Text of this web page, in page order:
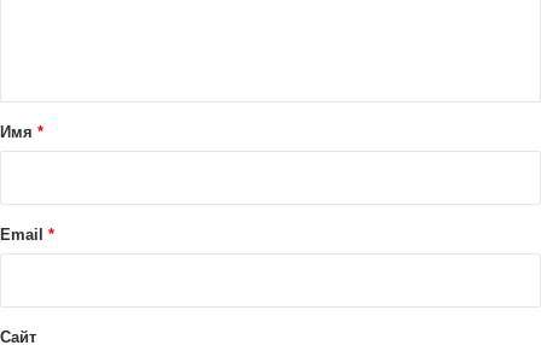
а
й
Имя *
Email *
Сайт